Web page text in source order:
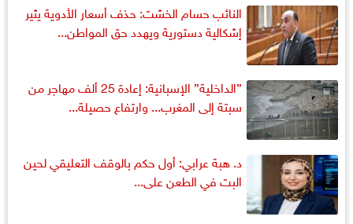
النائب حسام الخشت: حذف أسعار الأدوية يثير
إشكالية دستورية ويهدد حق المواطن...
”الداخلية” الإسبانية: إعادة 25 ألف مهاجر من
سبتة إلى المغرب... وارتفاع حصيلة...
د. هبة عرابي: أول حكم بالوقف التعليقي لحين
البت في الطعن على...